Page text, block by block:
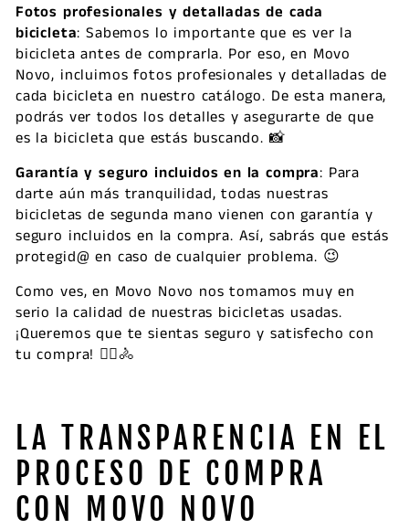
Fotos profesionales y detalladas de cada
bicicleta: Sabemos lo importante que es ver la
bicicleta antes de comprarla. Por eso, en Movo
Novo, incluimos fotos profesionales y detalladas de
cada bicicleta en nuestro catálogo. De esta manera,
podrás ver todos los detalles y asegurarte de que
es la bicicleta que estás buscando. 📸
Garantía y seguro incluidos en la compra: Para
darte aún más tranquilidad, todas nuestras
bicicletas de segunda mano vienen con garantía y
seguro incluidos en la compra. Así, sabrás que estás
protegid@ en caso de cualquier problema. 😉
Como ves, en Movo Novo nos tomamos muy en
serio la calidad de nuestras bicicletas usadas.
¡Queremos que te sientas seguro y satisfecho con
tu compra! 🚴‍♀️🚴
LA TRANSPARENCIA EN EL
PROCESO DE COMPRA
CON MOVO NOVO